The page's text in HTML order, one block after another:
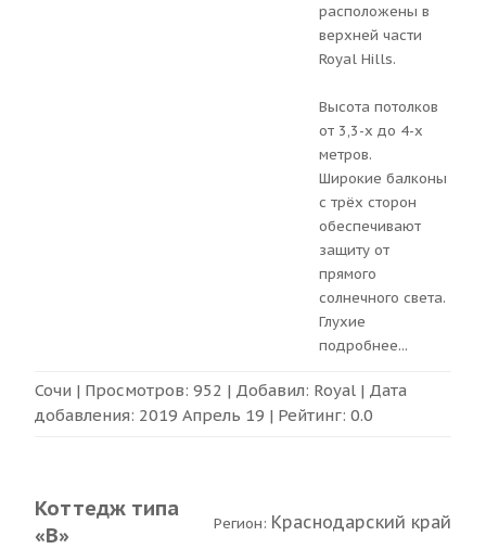
расположены в
верхней части
Royal Hills.
Высота потолков
от 3,3-х до 4-х
метров.
Широкие балконы
с трёх сторон
обеспечивают
защиту от
прямого
солнечного света.
Глухие
подробнее...
Сочи | Просмотров: 952 | Добавил: Royal | Дата
добавления: 2019 Апрель 19 | Рейтинг: 0.0
Коттедж типа
«В»
Регион: Краснодарский край